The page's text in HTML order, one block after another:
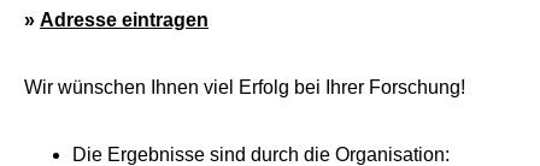
» Adresse eintragen
Wir wünschen Ihnen viel Erfolg bei Ihrer Forschung!
Die Ergebnisse sind durch die Organisation: